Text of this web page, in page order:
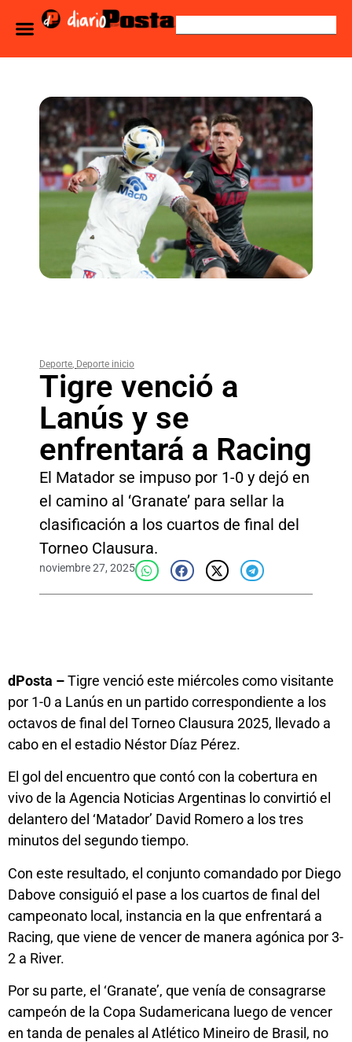
Deporte, Deporte inicio
Tigre venció a
Lanús y se
enfrentará a Racing
El Matador se impuso por 1-0 y dejó en
el camino al ‘Granate’ para sellar la
clasificación a los cuartos de final del
Torneo Clausura.
noviembre 27, 2025
dPosta –Tigre venció este miércoles como visitante
por 1-0 a Lanús en un partido correspondiente a los
octavos de final del Torneo Clausura 2025, llevado a
cabo en el estadio Néstor Díaz Pérez.
El gol del encuentro que contó con la cobertura en
vivo de la Agencia Noticias Argentinas lo convirtió el
delantero del ‘Matador’ David Romero a los tres
minutos del segundo tiempo.
Con este resultado, el conjunto comandado por Diego
Dabove consiguió el pase a los cuartos de final del
campeonato local, instancia en la que enfrentará a
Racing, que viene de vencer de manera agónica por 3-
2 a River.
Por su parte, el ‘Granate’, que venía de consagrarse
campeón de la Copa Sudamericana luego de vencer
en tanda de penales al Atlético Mineiro de Brasil, no